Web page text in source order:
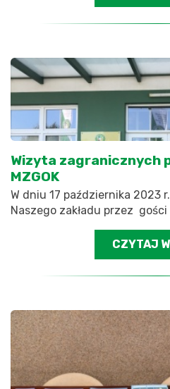
Wizyta zagranicznych
MZGOK
W dniu 17 października 2023
Naszego zakładu przez
CZYTAJ